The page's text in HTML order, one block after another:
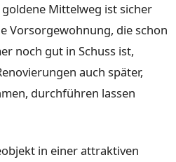
Mittelweg ist sicher
Vorsorgewohnung, die schon
noch gut in Schuss ist,
auch später,
durchführen lassen
in einer attraktiven